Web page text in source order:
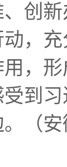
创
，
，
到
（